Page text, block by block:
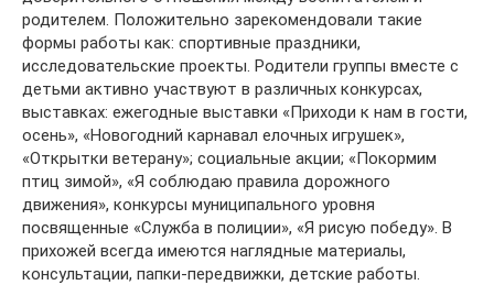
родителем. Положительно зарекомендовали такие
формы работы как: спортивные праздники,
исследовательские проекты. Родители группы вместе с
детьми активно участвуют в различных конкурсах,
выставках: ежегодные выставки «Приходи к нам в гости,
осень», «Новогодний карнавал елочных игрушек»,
«Открытки ветерану»; социальные акции; «Покормим
птиц зимой», «Я соблюдаю правила дорожного
движения», конкурсы муниципального уровня
посвященные «Служба в полиции», «Я рисую победу». В
прихожей всегда имеются наглядные материалы,
консультации, папки-передвижки, детские работы.